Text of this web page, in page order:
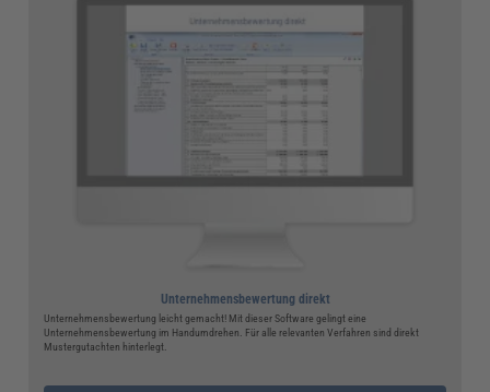
Unternehmensbewertung direkt
Unternehmensbewertung leicht gemacht! Mit dieser Software gelingt eine
Unternehmensbewertung im Handumdrehen. Für alle relevanten Verfahren sind direkt
Mustergutachten hinterlegt.